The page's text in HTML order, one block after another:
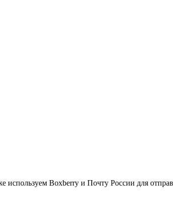
Boxberry и Почту России для